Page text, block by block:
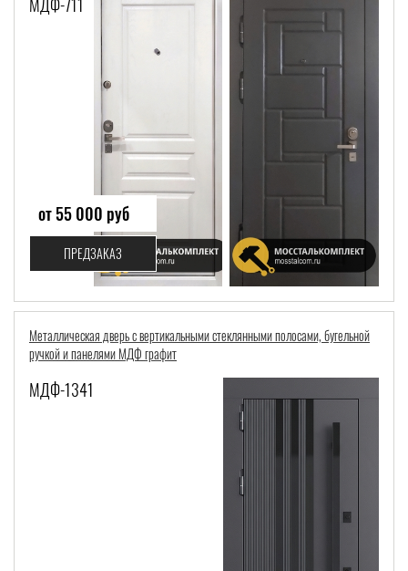
МДФ-711
от 55 000 руб
ПРЕДЗАКАЗ
Металлическая дверь с вертикальными стеклянными полосами, бугельной
ручкой и панелями МДФ графит
МДФ-1341